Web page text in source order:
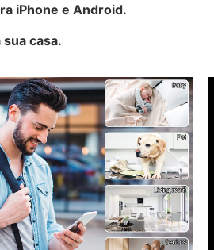
iPhone e Android.
casa.